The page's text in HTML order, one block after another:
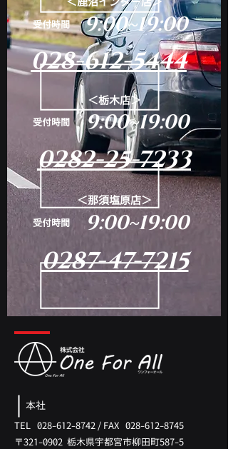
​受付時間 9:00~19:00
028-612-5444
＜栃木店＞
​受付時間 9:00~19:00
0282-25-7233
＜那須塩原店＞
​受付時間 9:00~19:00
0287-47-7215
TEL 028-612-8742 / FAX 028-612-8745
〒321-0902 ​栃木県宇都宮市柳田町587-5
本社